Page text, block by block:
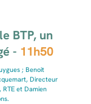
BTP, un
- 11h50
; Benoit
Directeur
et Damien